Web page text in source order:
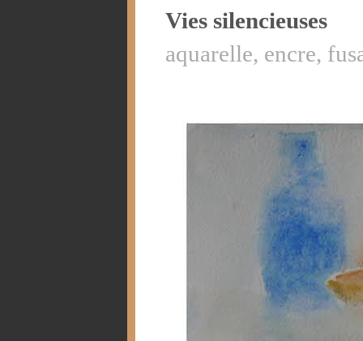
Vies silencieuses
aquarelle, encre,